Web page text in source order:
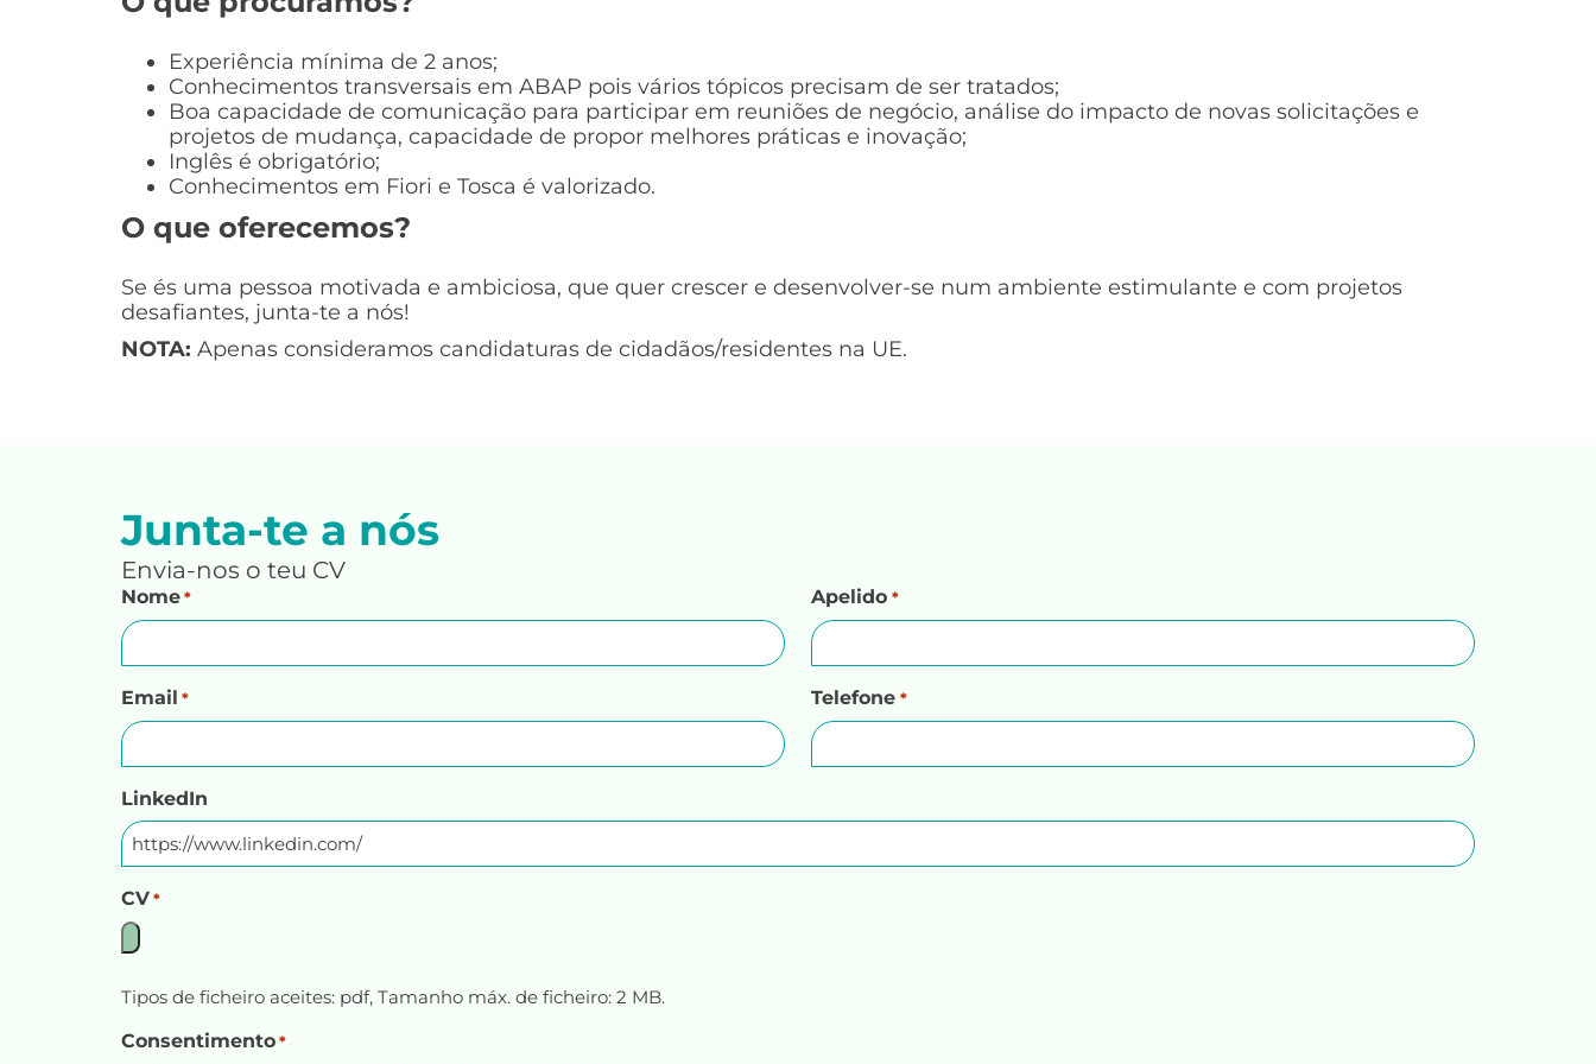
Experiência mínima de 2 anos;
Conhecimentos transversais em ABAP pois vários tópicos precisam de ser tratados;
Boa capacidade de comunicação para participar em reuniões de negócio, análise do impacto de novas solicitações e
projetos de mudança, capacidade de propor melhores práticas e inovação;
Inglês é obrigatório;
Conhecimentos em Fiori e Tosca é valorizado.
O que oferecemos?
Se és uma pessoa motivada e ambiciosa, que quer crescer e desenvolver-se num ambiente estimulante e com projetos
desafiantes, junta-te a nós!
NOTA: Apenas consideramos candidaturas de cidadãos/residentes na UE.
Junta-te a nós
Envia-nos o teu CV
Nome * Apelido *
Email * Telefone *
LinkedIn
CV *
Tipos de ficheiro aceites: pdf, Tamanho máx. de ficheiro: 2 MB.
Consentimento *